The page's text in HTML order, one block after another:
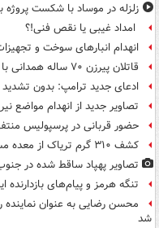
زلزله در موساد با شکست پروژه
امداد غیبی یا نقص فنی!؟
انهدام انبارهای سوخت و
قاتلان پیرزن ۷۰ ساله همدانی با ۵۰ گرم طلا دستگیر شدند
ادعای جدید ترامپ: بدون
تصاویر جدید از انهدام مواضع
حضور قربانی در پرسپولیس
کشف ۳۱۰ گرم تریاک از معده مسافر اتوبوس در قاینات
تصاویر پهپاد ساقط شده در
تنگه هرمز و پیام‌های بازدارنده
محسن رضایی به عنوان
شد